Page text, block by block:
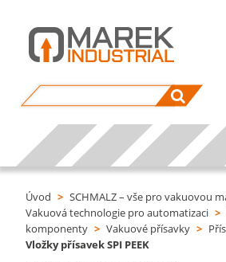
Úvod > SCHMALZ – vše pro vakuovou
Vakuová technologie pro automatizaci >
komponenty > Vakuové přísavky >
Vložky přísavek SPI PEEK